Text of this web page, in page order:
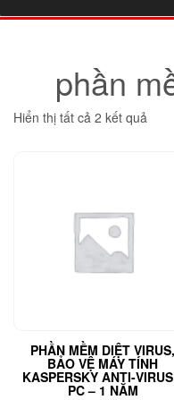
phần
Hiển thị tất cả 2 kết quả
PHẦN MỀM DIỆT VIRUS,
BẢO VỆ MÁY TÍNH
KASPERSKY ANTI-
PC – 1 NĂM